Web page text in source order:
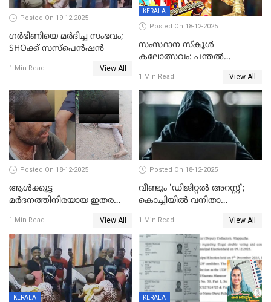
Posted On 19-12-2025
ഗര്‍ഭിണിയെ മർദിച്ച സംഭവം;
SHOക്ക് സസ്പെൻഷൻ
1 Min Read View All
KERALA
Posted On 18-12-2025
സംസ്ഥാന സ്കൂൾ
കലോത്സവം: പന്തൽ
1 Min Read View All
Posted On 18-12-2025
ആൾക്കൂട്ട
മർദനത്തിനിരയായ ഇതര
നടുക്കുന്ന സംഭവം
വാളയാറിൽ
1 Min Read View All
Posted On 18-12-2025
വീണ്ടും 'ഡിജിറ്റല്‍ അറസ്റ്റ്';
കൊച്ചിയില്‍ വനിതാ
കോടി രൂപ
1 Min Read View All
KERALA KERALA